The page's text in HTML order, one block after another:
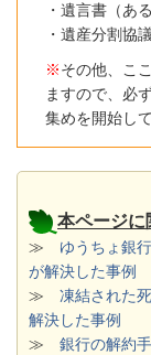
・遺言書（あ
・遺産分割協
※その他、こ
ますので、必
集めを開始し
本ページに
≫ ゆうちょ銀
が解決した事例
≫ 凍結された
解決した事例
≫ 銀行の解約